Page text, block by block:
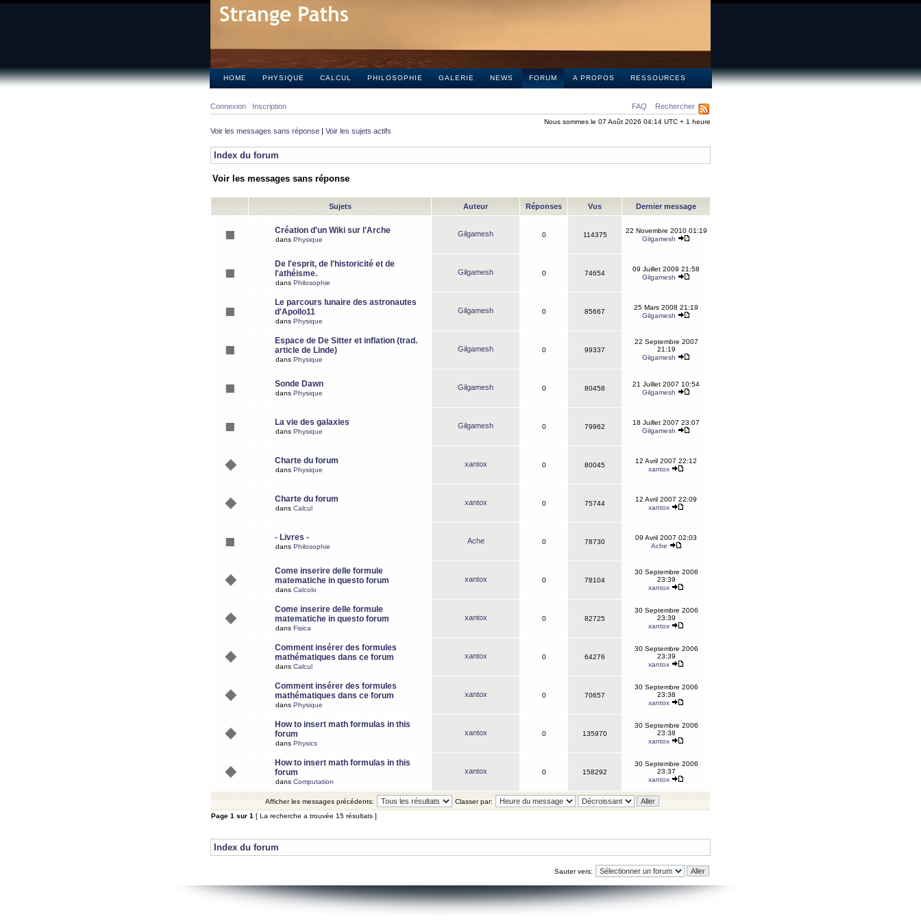
HOME PHYSIQUE CALCUL PHILOSOPHIE GALERIE NEWS FORUM A PROPOS RESSOURCES
FAQ Rechercher
Connexion Inscription
Nous sommes le 07 Août 2026 04:14 UTC + 1 heure
Voir les messages sans réponse | Voir les sujets actifs
Index du forum
Voir les messages sans réponse
Sujets Auteur Réponses Vus Dernier message
Création d'un Wiki sur l'Arche
dans Physique
Gilgamesh 0 114375
22 Novembre 2010 01:19
Gilgamesh
De l'esprit, de l'historicité et de
l'athéisme.
dans Philosophie
Gilgamesh 0 74654
09 Juillet 2009 21:58
Gilgamesh
Le parcours lunaire des astronautes
d'Apollo11
dans Physique
Gilgamesh 0 85667
25 Mars 2008 21:19
Gilgamesh
Espace de De Sitter et inflation (trad.
article de Linde)
dans Physique
Gilgamesh 0 99337
22 Septembre 2007
21:19
Gilgamesh
Sonde Dawn
dans Physique
Gilgamesh 0 80458
21 Juillet 2007 10:54
Gilgamesh
La vie des galaxies
dans Physique
Gilgamesh 0 79962
18 Juillet 2007 23:07
Gilgamesh
Charte du forum
dans Physique
xantox 0 80045
12 Avril 2007 22:12
xantox
Charte du forum
dans Calcul
xantox 0 75744
12 Avril 2007 22:09
xantox
- Livres -
dans Philosophie
Ache 0 78730
09 Avril 2007 02:03
Ache
Come inserire delle formule
matematiche in questo forum
dans Calcolo
xantox 0 78104
30 Septembre 2006
23:39
xantox
Come inserire delle formule
matematiche in questo forum
dans Fisica
xantox 0 82725
30 Septembre 2006
23:39
xantox
Comment insérer des formules
mathématiques dans ce forum
dans Calcul
xantox 0 64276
30 Septembre 2006
23:39
xantox
Comment insérer des formules
mathématiques dans ce forum
dans Physique
xantox 0 70657
30 Septembre 2006
23:38
xantox
How to insert math formulas in this
forum
dans Physics
xantox 0 135970
30 Septembre 2006
23:38
xantox
How to insert math formulas in this
forum
dans Computation
xantox 0 158292
30 Septembre 2006
23:37
xantox
Afficher les messages précédents:
Classer par:
Page 1 sur 1 [ La recherche a trouvée 15 résultats ]
Index du forum
Sauter vers: